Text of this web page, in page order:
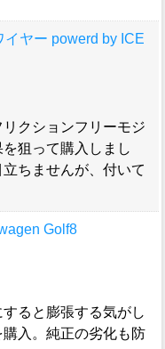
イヤー powerd by ICE
クションフリーモジ
狙って購入しまし
ちませんが、付いて
Golf8
ると膨張する気がし
入。純正の劣化も防